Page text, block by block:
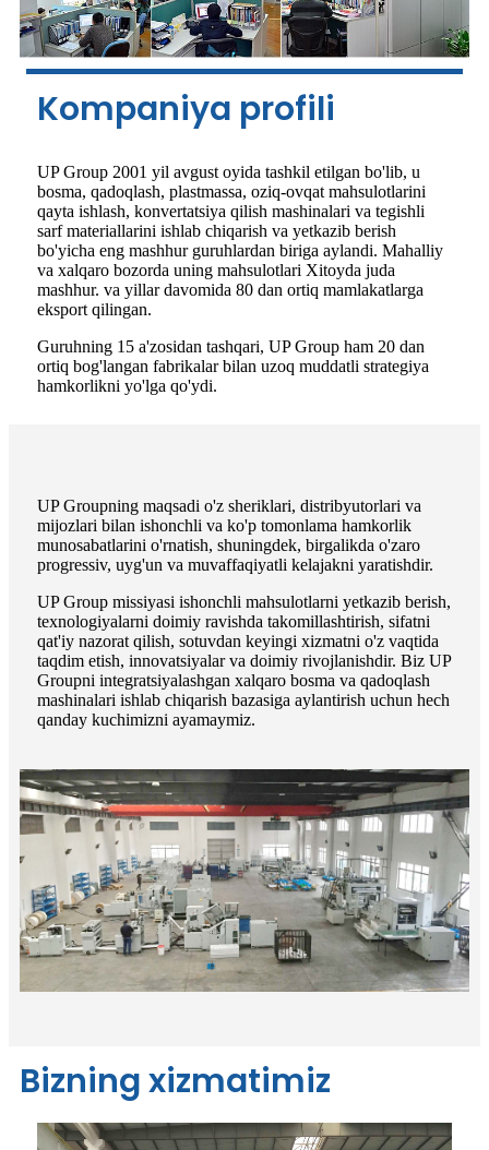
Kompaniya profili
UP Group 2001 yil avgust oyida tashkil etilgan bo'lib, u
bosma, qadoqlash, plastmassa, oziq-ovqat mahsulotlarini
qayta ishlash, konvertatsiya qilish mashinalari va tegishli
sarf materiallarini ishlab chiqarish va yetkazib berish
bo'yicha eng mashhur guruhlardan biriga aylandi. Mahalliy
va xalqaro bozorda uning mahsulotlari Xitoyda juda
mashhur. va yillar davomida 80 dan ortiq mamlakatlarga
eksport qilingan.
Guruhning 15 a'zosidan tashqari, UP Group ham 20 dan
ortiq bog'langan fabrikalar bilan uzoq muddatli strategiya
hamkorlikni yo'lga qo'ydi.
UP Groupning maqsadi o'z sheriklari, distribyutorlari va
mijozlari bilan ishonchli va ko'p tomonlama hamkorlik
munosabatlarini o'rnatish, shuningdek, birgalikda o'zaro
progressiv, uyg'un va muvaffaqiyatli kelajakni yaratishdir.
UP Group missiyasi ishonchli mahsulotlarni yetkazib berish,
texnologiyalarni doimiy ravishda takomillashtirish, sifatni
qat'iy nazorat qilish, sotuvdan keyingi xizmatni o'z vaqtida
taqdim etish, innovatsiyalar va doimiy rivojlanishdir. Biz UP
Groupni integratsiyalashgan xalqaro bosma va qadoqlash
mashinalari ishlab chiqarish bazasiga aylantirish uchun hech
qanday kuchimizni ayamaymiz.
Bizning xizmatimiz